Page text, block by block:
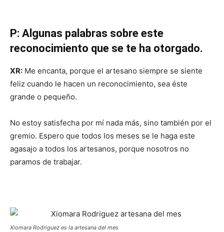
P: Algunas palabras sobre este
reconocimiento que se te ha otorgado.
XR: Me encanta, porque el artesano siempre se siente
feliz cuando le hacen un reconocimiento, sea éste
grande o pequeño.
No estoy satisfecha por mí nada más, sino también por el
gremio. Espero que todos los meses se le haga este
agasajo a todos los artesanos, porque nosotros no
paramos de trabajar.
Xiomara Rodriguez es la artesana del mes